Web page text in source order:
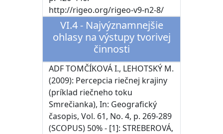
http://rigeo.org/rigeo-v9-n2-8/
VI.4 - Najvýznamnejšie
ohlasy na výstupy tvorivej
činnosti
ADF TOMČÍKOVÁ I., LEHOTSKÝ M.
(2009): Percepcia riečnej krajiny
(príklad riečneho toku
Smrečianka), In: Geografický
časopis, Vol. 61, No. 4, p. 269-289
(SCOPUS) 50% - [1]: STREBEROVÁ,